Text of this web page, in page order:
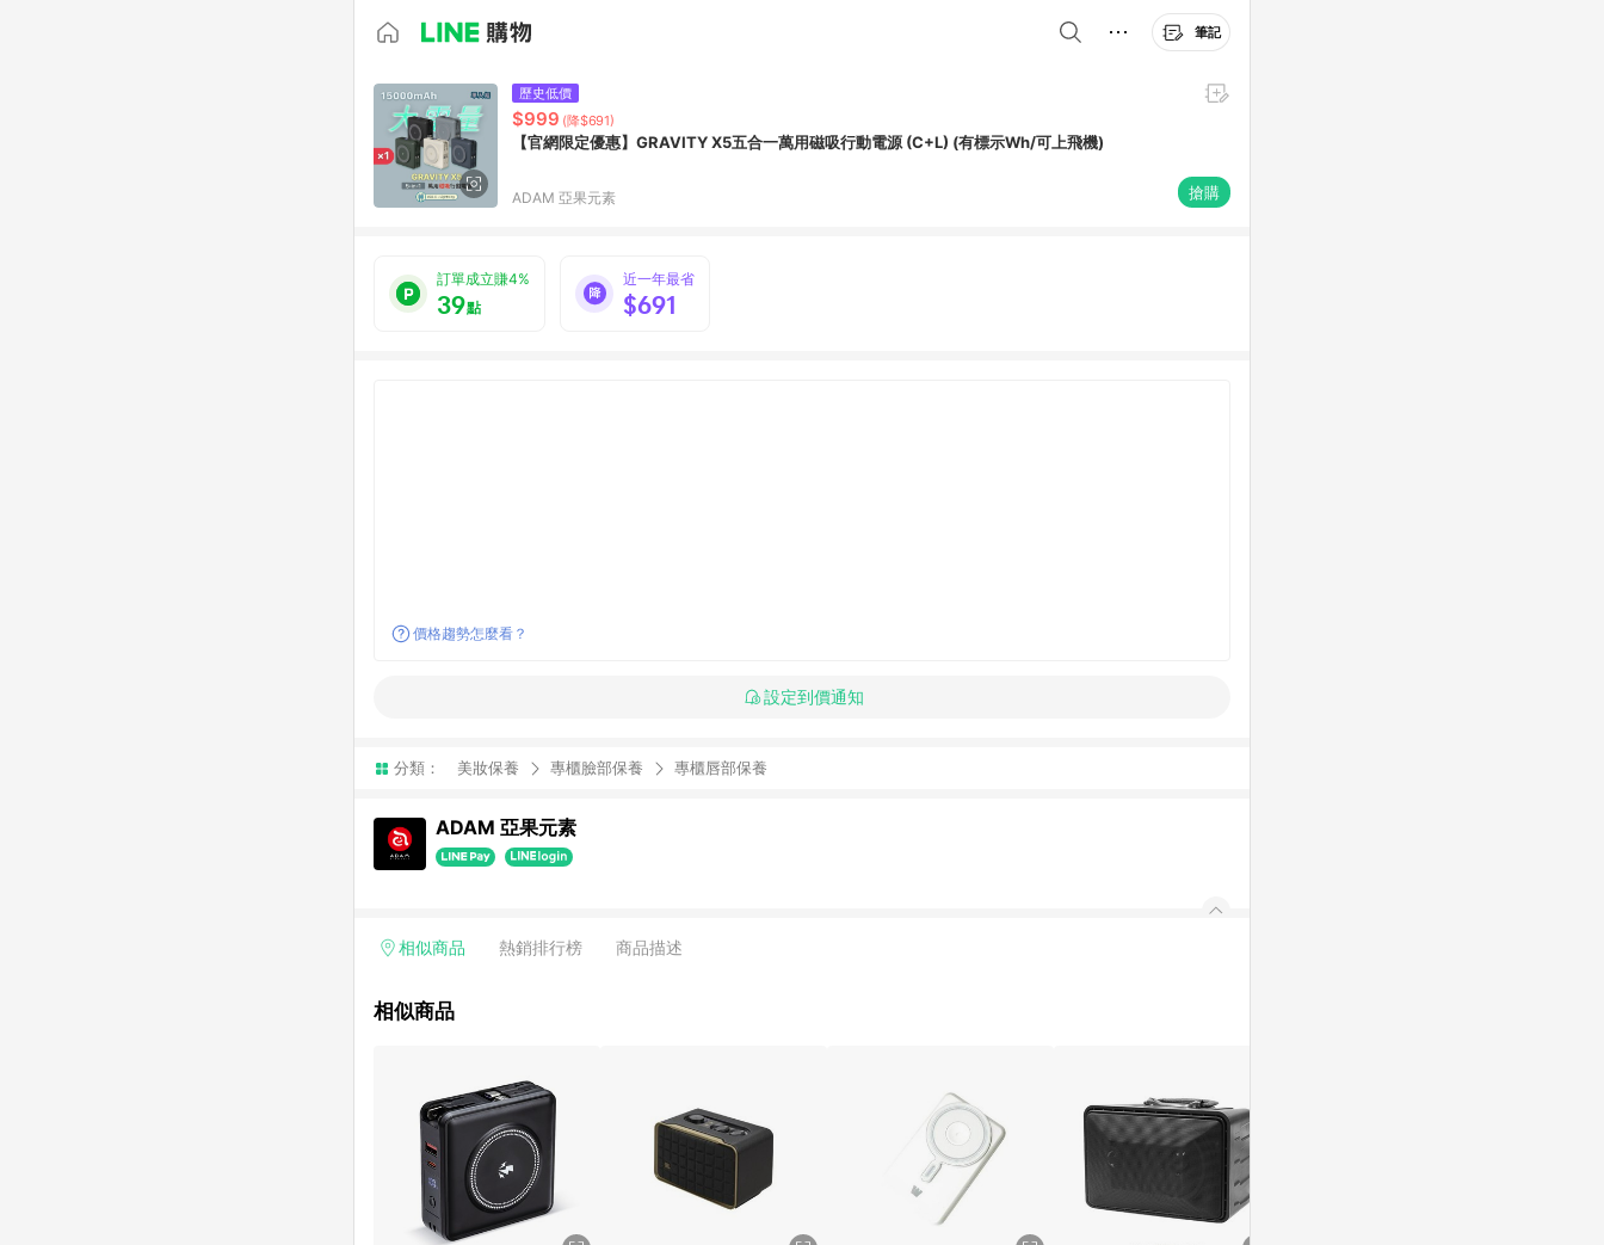
筆記
歷史低價
$999 (降$691)
【官網限定優惠】GRAVITY X5五合一萬用磁吸行動電源 (C+L) (有標示Wh/可上飛機)
ADAM 亞果元素 搶購
訂單成立賺4%
39點
近一年最省
$691
價格趨勢怎麼看？
設定到價通知
分類： 美妝保養 專櫃臉部保養 專櫃唇部保養
ADAM 亞果元素
相似商品 熱銷排行榜 商品描述
相似商品